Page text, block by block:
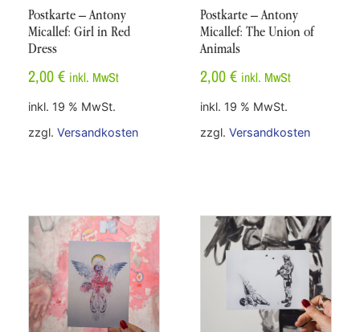
Postkarte – Antony
Micallef: Girl in Red
Dress
2,00€ inkl. MwSt
inkl. 19 % MwSt.
zzgl. Versandkosten
Postkarte – Antony
Micallef: The Union of
Animals
2,00€ inkl. MwSt
inkl. 19 % MwSt.
zzgl. Versandkosten